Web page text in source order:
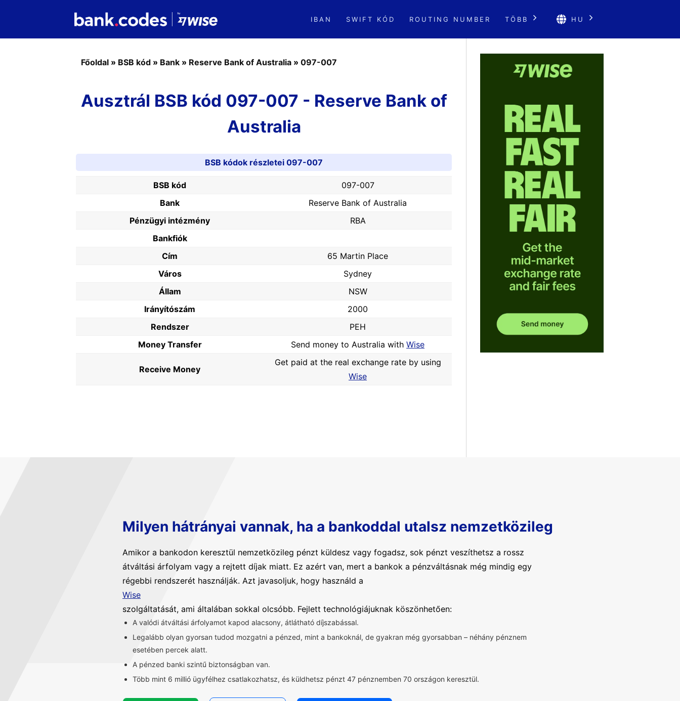
IBAN SWIFT KÓD ROUTING NUMBER TÖBB HU
Főoldal » BSB kód » Bank » Reserve Bank of Australia » 097-007
Ausztrál BSB kód 097-007 - Reserve Bank of
Australia
BSB kódok részletei 097-007
BSB kód
097-007
Bank
Reserve Bank of Australia
Pénzügyi intézmény
RBA
Bankfiók
Cím
65 Martin Place
Város
Sydney
Állam
NSW
Irányítószám
2000
Rendszer
PEH
Money Transfer
Send money to Australia with Wise
Receive Money
Get paid at the real exchange rate by using
Wise
Milyen hátrányai vannak, ha a bankoddal utalsz nemzetközileg
Amikor a bankodon keresztül nemzetközileg pénzt küldesz vagy fogadsz, sok pénzt veszíthetsz a rossz
átváltási árfolyam vagy a rejtett díjak miatt. Ez azért van, mert a bankok a pénzváltásnak még mindig egy
régebbi rendszerét használják. Azt javasoljuk, hogy használd a
Wise
szolgáltatását, ami általában sokkal olcsóbb. Fejlett technológiájuknak köszönhetően:
A valódi átváltási árfolyamot kapod alacsony, átlátható díjszabással.
Legalább olyan gyorsan tudod mozgatni a pénzed, mint a bankoknál, de gyakran még gyorsabban – néhány pénznem
esetében percek alatt.
A pénzed banki szintű biztonságban van.
Több mint 6 millió ügyfélhez csatlakozhatsz, és küldhetsz pénzt 47 pénznemben 70 országon keresztül.